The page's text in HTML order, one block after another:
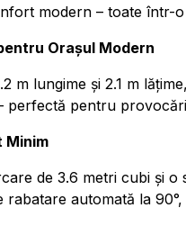
modern – toate într-
Orașul Modern
m lungime și 2.1 m
perfectă pentru
Minim
de 3.6 metri cubi și
rabatare automată la